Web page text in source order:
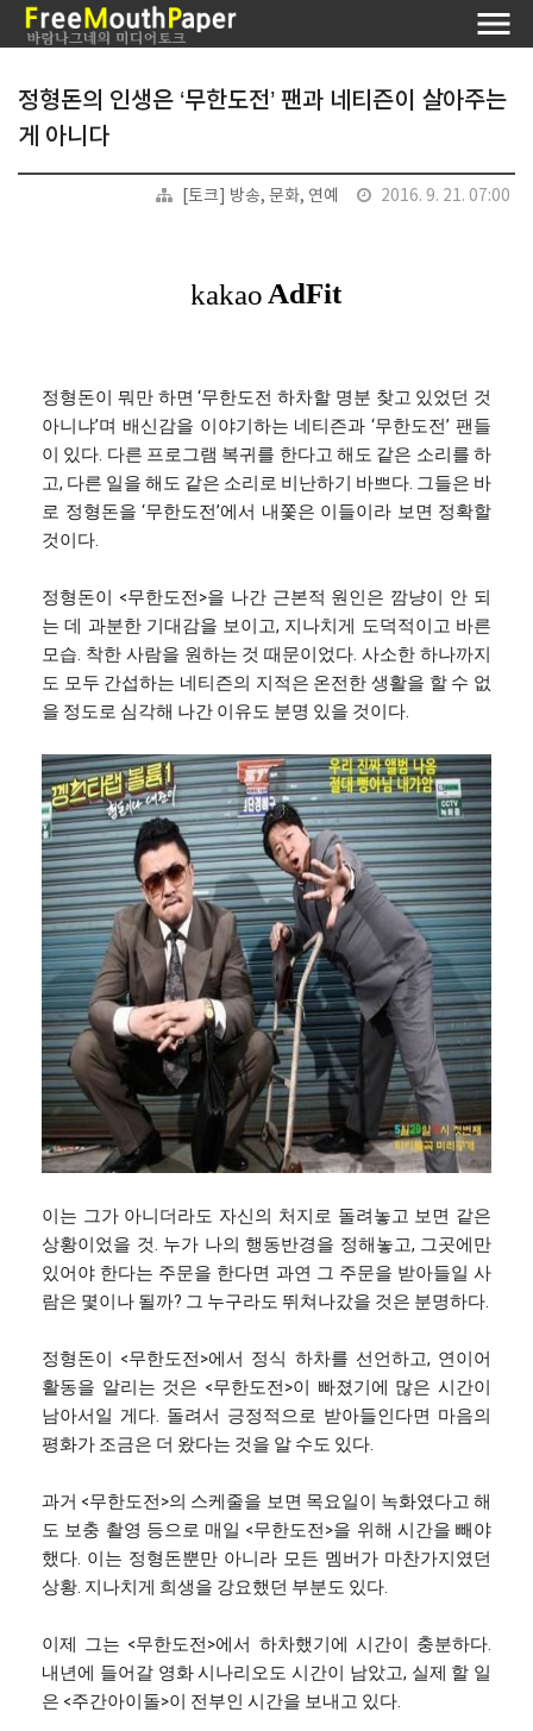
정형돈의 인생은 ‘무한도전’ 팬과 네티즌이 살아주는
게 아니다
[토크] 방송, 문화, 연예 2016. 9. 21. 07:00
정형돈이 뭐만 하면 ‘무한도전 하차할 명분 찾고 있었던 것
아니냐’며 배신감을 이야기하는 네티즌과 ‘무한도전’ 팬들
이 있다. 다른 프로그램 복귀를 한다고 해도 같은 소리를 하
고, 다른 일을 해도 같은 소리로 비난하기 바쁘다. 그들은 바
로 정형돈을 ‘무한도전’에서 내쫓은 이들이라 보면 정확할
것이다.
정형돈이 <무한도전>을 나간 근본적 원인은 깜냥이 안 되
는 데 과분한 기대감을 보이고, 지나치게 도덕적이고 바른
모습. 착한 사람을 원하는 것 때문이었다. 사소한 하나까지
도 모두 간섭하는 네티즌의 지적은 온전한 생활을 할 수 없
을 정도로 심각해 나간 이유도 분명 있을 것이다.
이는 그가 아니더라도 자신의 처지로 돌려놓고 보면 같은
상황이었을 것. 누가 나의 행동반경을 정해놓고, 그곳에만
있어야 한다는 주문을 한다면 과연 그 주문을 받아들일 사
람은 몇이나 될까? 그 누구라도 뛰쳐나갔을 것은 분명하다.
정형돈이 <무한도전>에서 정식 하차를 선언하고, 연이어
활동을 알리는 것은 <무한도전>이 빠졌기에 많은 시간이
남아서일 게다. 돌려서 긍정적으로 받아들인다면 마음의
평화가 조금은 더 왔다는 것을 알 수도 있다.
과거 <무한도전>의 스케줄을 보면 목요일이 녹화였다고 해
도 보충 촬영 등으로 매일 <무한도전>을 위해 시간을 빼야
했다. 이는 정형돈뿐만 아니라 모든 멤버가 마찬가지였던
상황. 지나치게 희생을 강요했던 부분도 있다.
이제 그는 <무한도전>에서 하차했기에 시간이 충분하다.
내년에 들어갈 영화 시나리오도 시간이 남았고, 실제 할 일
은 <주간아이돌>이 전부인 시간을 보내고 있다.